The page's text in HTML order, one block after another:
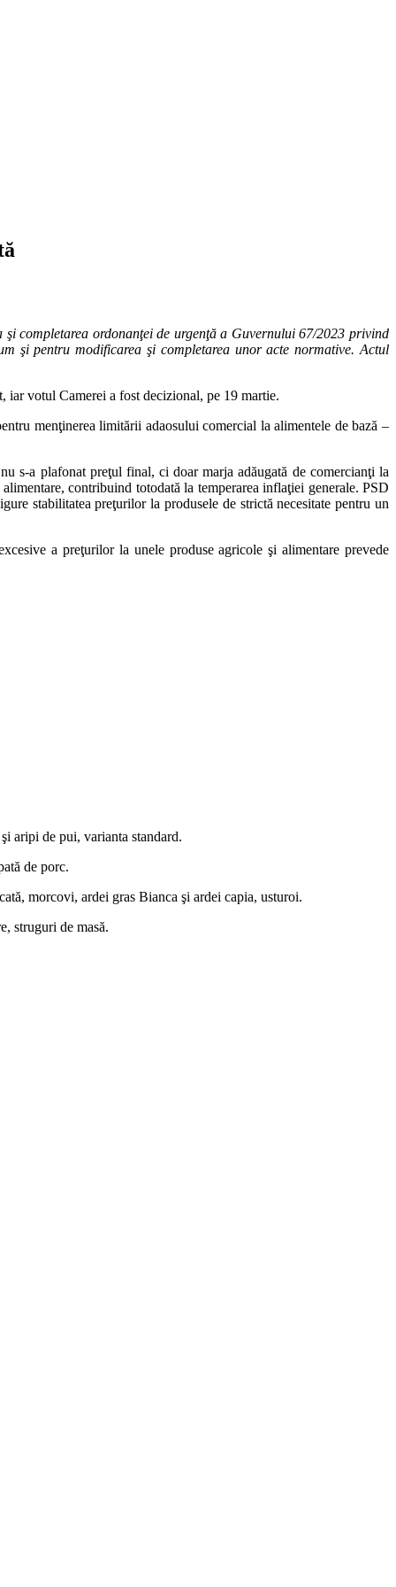
completarea ordonanţei de urgenţă a Guvernului 67/2023 privind
şi pentru modificarea şi completarea unor acte normative. Actul
iar votul Camerei a fost decizional, pe 19 martie.
menţinerea limitării adaosului comercial la alimentele de bază –
s-a plafonat preţul final, ci doar marja adăugată de comercianţi la
contribuind totodată la temperarea inflaţiei generale. PSD
stabilitatea preţurilor la produsele de strictă necesitate pentru un
a preţurilor la unele produse agricole şi alimentare prevede
aripi de pui, varianta standard.
de porc.
morcovi, ardei gras Bianca şi ardei capia, usturoi.
struguri de masă.